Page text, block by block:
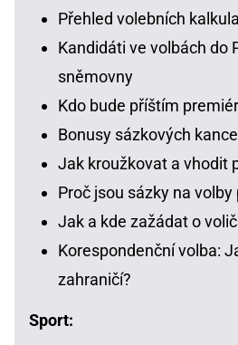
Přehled volebních
Kandidáti ve volbách do
sněmovny
Kdo bude příštím
Bonusy sázkových
Jak kroužkovat a vhodit
Proč jsou sázky na
Jak a kde zažádat o
Korespondenční volba:
zahraničí?
Sport: